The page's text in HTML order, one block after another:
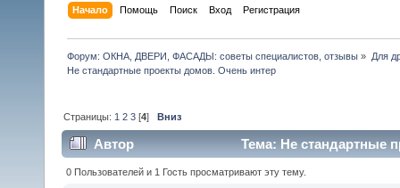
Начало Помощь Поиск Вход Регистрация
Форум: ОКНА, ДВЕРИ, ФАСАДЫ: советы специалистов, отзывы » Для
Страницы: 1 2 3 [4]Вниз
Автор Тема: Не стандартные
0 Пользователей и 1 Гость просматривают эту тему.